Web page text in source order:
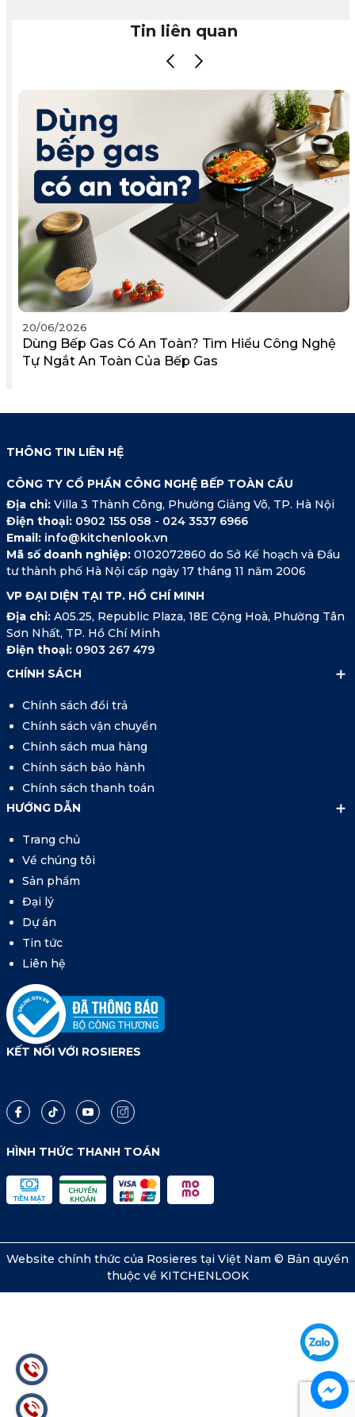
Tin liên quan
20/06/2026
Dùng Bếp Gas Có An Toàn? Tìm Hiểu Công Nghệ
Tự Ngắt An Toàn Của Bếp Gas
THÔNG TIN LIÊN HỆ
CÔNG TY CỔ PHẦN CÔNG NGHỆ BẾP TOÀN CẦU
Địa chỉ: Villa 3 Thành Công, Phường Giảng Võ, TP. Hà Nội
Điện thoại: 0902 155 058 - 024 3537 6966
Email: info@kitchenlook.vn
Mã số doanh nghiệp:0102072860 do Sở Kế hoạch và Đầu
tư thành phố Hà Nội cấp ngày 17 tháng 11 năm 2006
VP ĐẠI DIỆN TẠI TP. HỒ CHÍ MINH
Địa chỉ: A05.25, Republic Plaza, 18E Cộng Hoà, Phường Tân
Sơn Nhất, TP. Hồ Chí Minh
Điện thoại: 0903 267 479
CHÍNH SÁCH
Chính sách đổi trả
Chính sách vận chuyển
Chính sách mua hàng
Chính sách bảo hành
Chính sách thanh toán
HƯỚNG DẪN
Trang chủ
Về chúng tôi
Sản phẩm
Đại lý
Dự án
Tin tức
Liên hệ
KẾT NỐI VỚI ROSIERES
HÌNH THỨC THANH TOÁN
Website chính thức của Rosieres tại Việt Nam © Bản quyền
thuộc về KITCHENLOOK